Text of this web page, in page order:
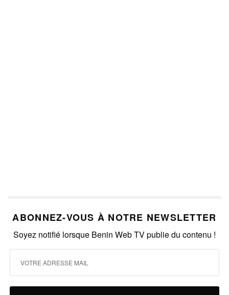
ABONNEZ-VOUS À NOTRE NEWSLETTER
Soyez notifié lorsque Benin Web TV publie du contenu !